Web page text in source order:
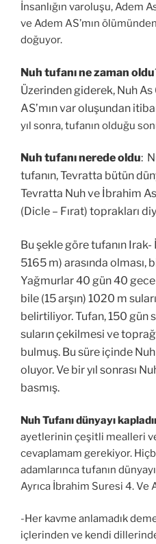
İnsanlığın varoluşu, Adem
ve Adem AS’mın
doğuyor.
Nuh tufanı ne zaman oldu
Üzerinden giderek, Nuh
AS’mınvar oluşundan
yıl sonra, tufanın olduğu
Nuh tufanı nerede oldu:
tufanın, Tevratta bütün
Tevratta Nuh ve İbrahim
(Dicle – Fırat) toprakları
Bu şekle göre tufanın Irak-
5165 m) arasında
Yağmurlar 40 gün 40 gece
bile (15 arşın) 1020 m
belirtiliyor. Tufan, 150 gün
suların çekilmesi ve
bulmuş. Bu süre içinde
oluyor. Ve bir yıl sonrası
basmış.
Nuh Tufanı dünyayı
ayetlerinin çeşitli mealleri
cevaplamam gerekiyor.
adamlarınca tufanın
Ayrıca İbrahim Suresi 4.
-Her kavme anlamadık
içlerinden ve kendi